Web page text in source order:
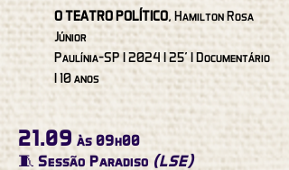
O TEATRO POLÍTICO, Hamilton Rosa
Júnior
Paulínia-SP I 2024 I 25' I Documentário
I 10 anos
21.09 às 09h00
🧵 Sessão Paradiso (LSE)